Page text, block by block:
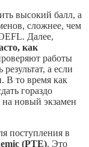
высокий балл, а
сложнее, чем
Далее,
как
работы
а если
В то время как
гораздо
на новый экзамен
поступления в
(PTE). Это